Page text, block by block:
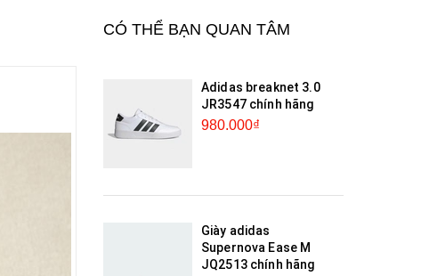
CÓ THỂ BẠN QUAN TÂM
Adidas breaknet 3.0
JR3547 chính hãng
980.000₫
Giày adidas
Supernova Ease M
JQ2513 chính hãng